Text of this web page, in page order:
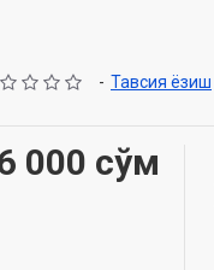
- Тавсия ёзиш
000 сўм